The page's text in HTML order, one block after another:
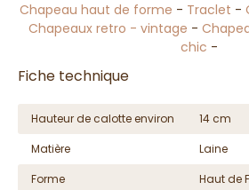
Chapeau haut de forme - Traclet -
Chapeaux retro - vintage -
chic -
Fiche technique
Hauteur de calotte environ
14 cm
Matière
Laine
Forme
Haut de